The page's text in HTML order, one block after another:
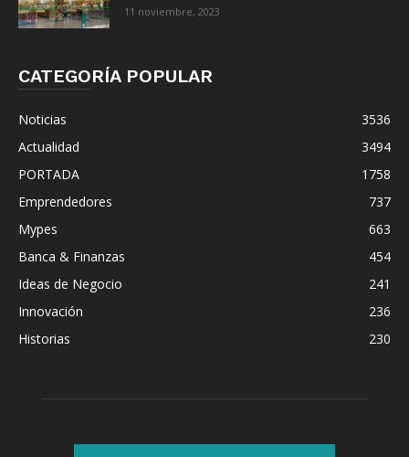
11 noviembre, 2023
CATEGORÍA POPULAR
Noticias
3536
Actualidad
3494
PORTADA
1758
Emprendedores
737
Mypes
663
Banca & Finanzas
454
Ideas de Negocio
241
Innovación
236
Historias
230